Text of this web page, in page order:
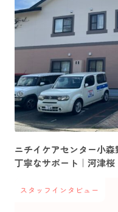
ニチイケアセンター小
丁寧なサポート｜河津桜
スタッフインタビュー